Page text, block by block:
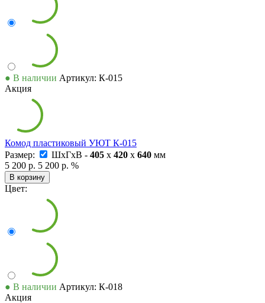
● В наличии Артикул: К-015
Акция
Комод пластиковый УЮТ К-015
Размер:
ШxГxВ - 405 x 420 x 640 мм
5 200 р. 5 200 р. %
В корзину
Цвет:
● В наличии Артикул: К-018
Акция